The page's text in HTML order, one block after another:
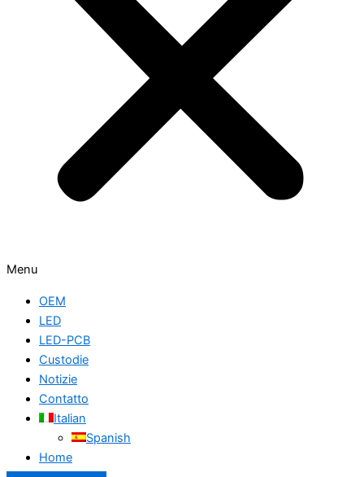
Menu
OEM
LED
LED-PCB
Custodie
Notizie
Contatto
Italian
Spanish
Home